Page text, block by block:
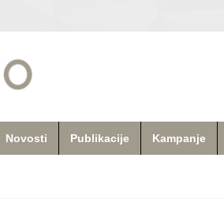
Novosti Publikacije Kampanje